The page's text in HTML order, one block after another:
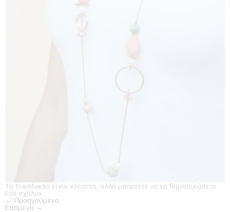
Τα trackbacks είναι κλειστά, αλλά μπορείτε να να δημοσιεύσετε
ένα σχόλιο.
← Προηγούμενο
Επόμενο →